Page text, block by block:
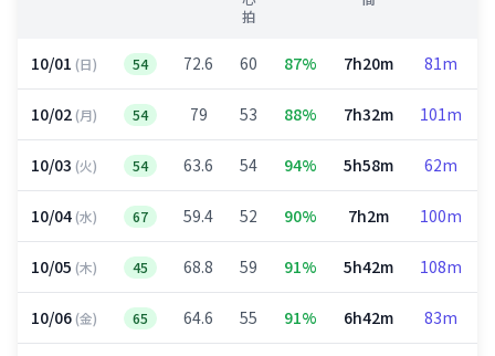
拍
10/01 (日) 54 72.6 60 87% 7h20m 81m
10/02(月) 54 79 53 88% 7h32m 101m
10/03 (火) 54 63.6 54 94% 5h58m 62m
10/04(水) 67 59.4 52 90% 7h2m 100m
10/05 (木) 45 68.8 59 91% 5h42m 108m
10/06(金) 65 64.6 55 91% 6h42m 83m